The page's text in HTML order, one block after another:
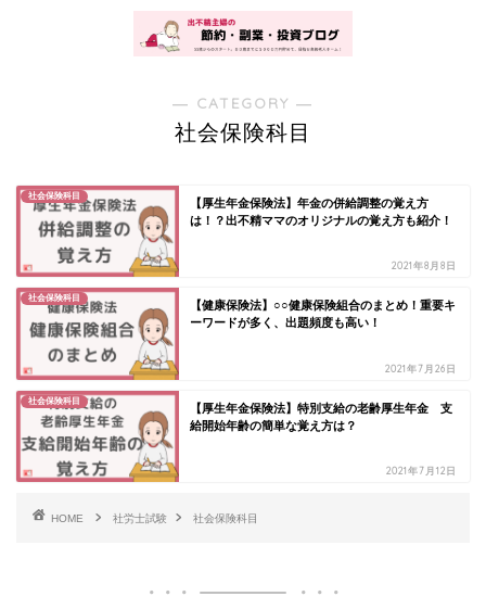
― CATEGORY ―
社会保険科目
社会保険科目
【厚生年金保険法】年金の併給調整の覚え方
は！？出不精ママのオリジナルの覚え方も紹介！
2021年8月8日
社会保険科目
【健康保険法】○○健康保険組合のまとめ！重要キ
ーワードが多く、出題頻度も高い！
2021年7月26日
社会保険科目
【厚生年金保険法】特別支給の老齢厚生年金 支
給開始年齢の簡単な覚え方は？
2021年7月12日
HOME 社労士試験 社会保険科目